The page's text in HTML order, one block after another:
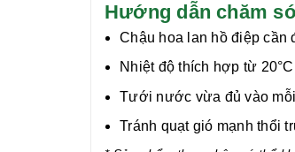
Hướng dẫn chăm
Chậu hoa lan hồ điệp cần
Nhiệt độ thích hợp từ 20°C
Tưới nước vừa đủ vào
Tránh quạt gió mạnh thổi